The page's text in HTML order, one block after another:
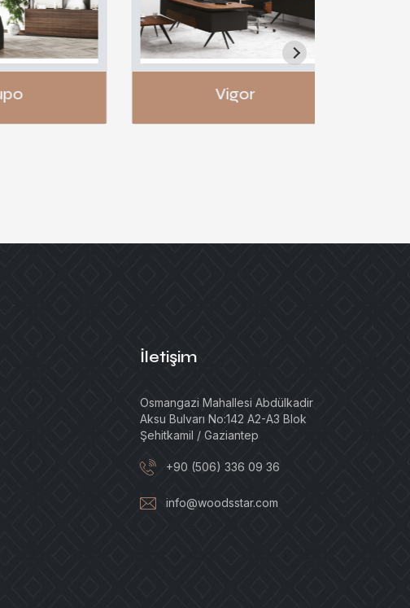
Vigor
İletişim
Osmangazi Mahallesi Abdülkadir
Aksu Bulvarı No:142 A2-A3 Blok
Şehitkamil / Gaziantep
+90 (506) 336 09 36
info@woodsstar.com